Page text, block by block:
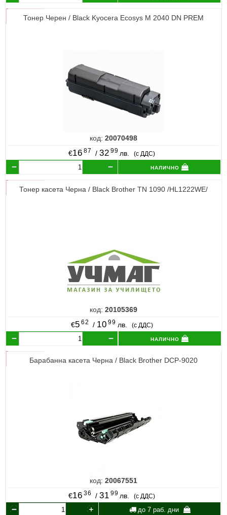
Тонер Черен / Black Kyocera Ecosys M 2040 DN PREM
код: 20070498
€16 87 / 32 99 лв. (с ДДС)
налично
Тонер касета Черна / Black Brother TN 1090 /HL1222WE/
код: 20105369
€5 62 / 10 99 лв. (с ДДС)
налично
Барабанна касета Черна / Black Brother DCP-9020
код: 20067551
€16 36 / 31 99 лв. (с ДДС)
до 7 раб. дни